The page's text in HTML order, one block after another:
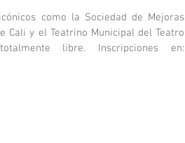
como la Sociedad de Mejoras
Cali y el Teatrino Municipal del Teatro